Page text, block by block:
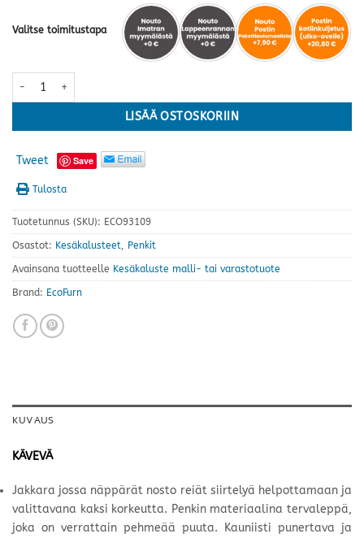
Valitse toimitustapa
EcoFurn Jaakko 50 penkki, tervaleppä musta öljytty määrä
LISÄÄ OSTOSKORIIN
Tweet Save
Tulosta
Tuotetunnus (SKU): ECO93109
Osastot: Kesäkalusteet, Penkit
Avainsana tuotteelle Kesäkaluste malli- tai varastotuote
Brand: EcoFurn
KUVAUS
KÄVEVÄ
Jakkara jossa näppärät nosto reiät siirtelyä helpottamaan ja
valittavana kaksi korkeutta. Penkin materiaalina tervaleppä,
joka on verrattain pehmeää puuta. Kauniisti punertava ja